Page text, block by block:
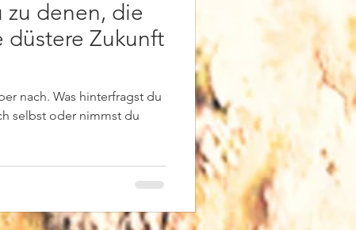
zu denen, die
Zukunft
nach. Was hinterfragst du
selbst oder nimmst du